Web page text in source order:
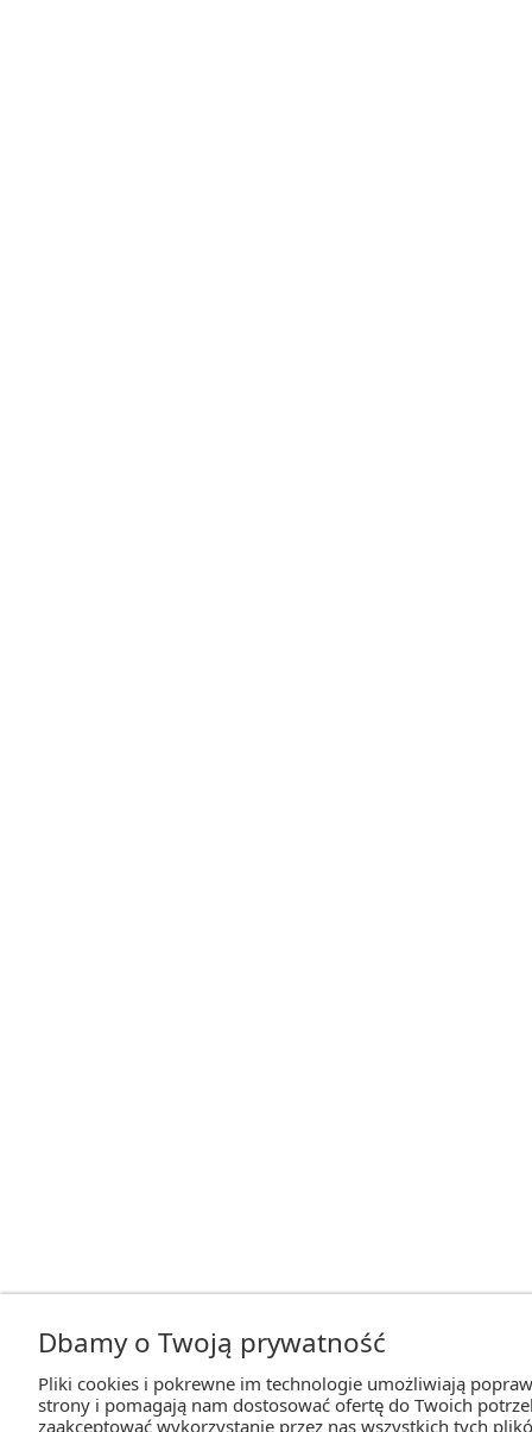
Dbamy o Twoją prywatność
Pliki cookies i pokrewne im technologie umożliwiają
strony i pomagają nam dostosować ofertę do Twoich
zaakceptować wykorzystanie przez nas wszystkich tych